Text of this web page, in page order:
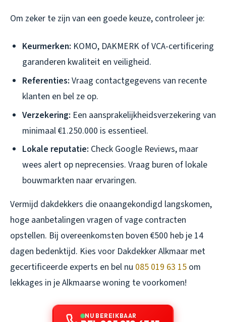
Om zeker te zijn van een goede keuze, controleer je:
Keurmerken: KOMO, DAKMERK of VCA-certificering
garanderen kwaliteit en veiligheid.
Referenties: Vraag contactgegevens van recente
klanten en bel ze op.
Verzekering: Een aansprakelijkheidsverzekering van
minimaal €1.250.000 is essentieel.
Lokale reputatie: Check Google Reviews, maar
wees alert op neprecensies. Vraag buren of lokale
bouwmarkten naar ervaringen.
Vermijd dakdekkers die onaangekondigd langskomen,
hoge aanbetalingen vragen of vage contracten
opstellen. Bij overeenkomsten boven €500 heb je 14
dagen bedenktijd. Kies voor Dakdekker Alkmaar met
gecertificeerde experts en bel nu 085 019 63 15 om
lekkages in je Alkmaarse woning te voorkomen!
NU BEREIKBAAR